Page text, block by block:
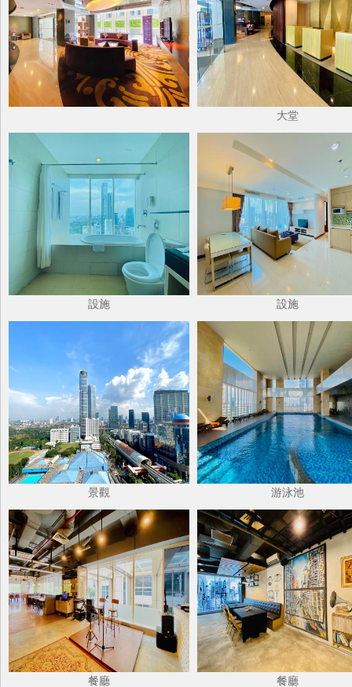
大堂
設施 設施
景觀 游泳池
餐廳 餐廳